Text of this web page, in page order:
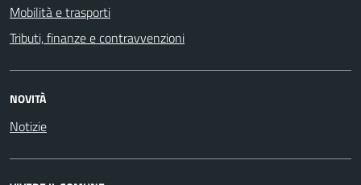
Mobilità e trasporti
Tributi, finanze e contravvenzioni
NOVITÀ
Notizie